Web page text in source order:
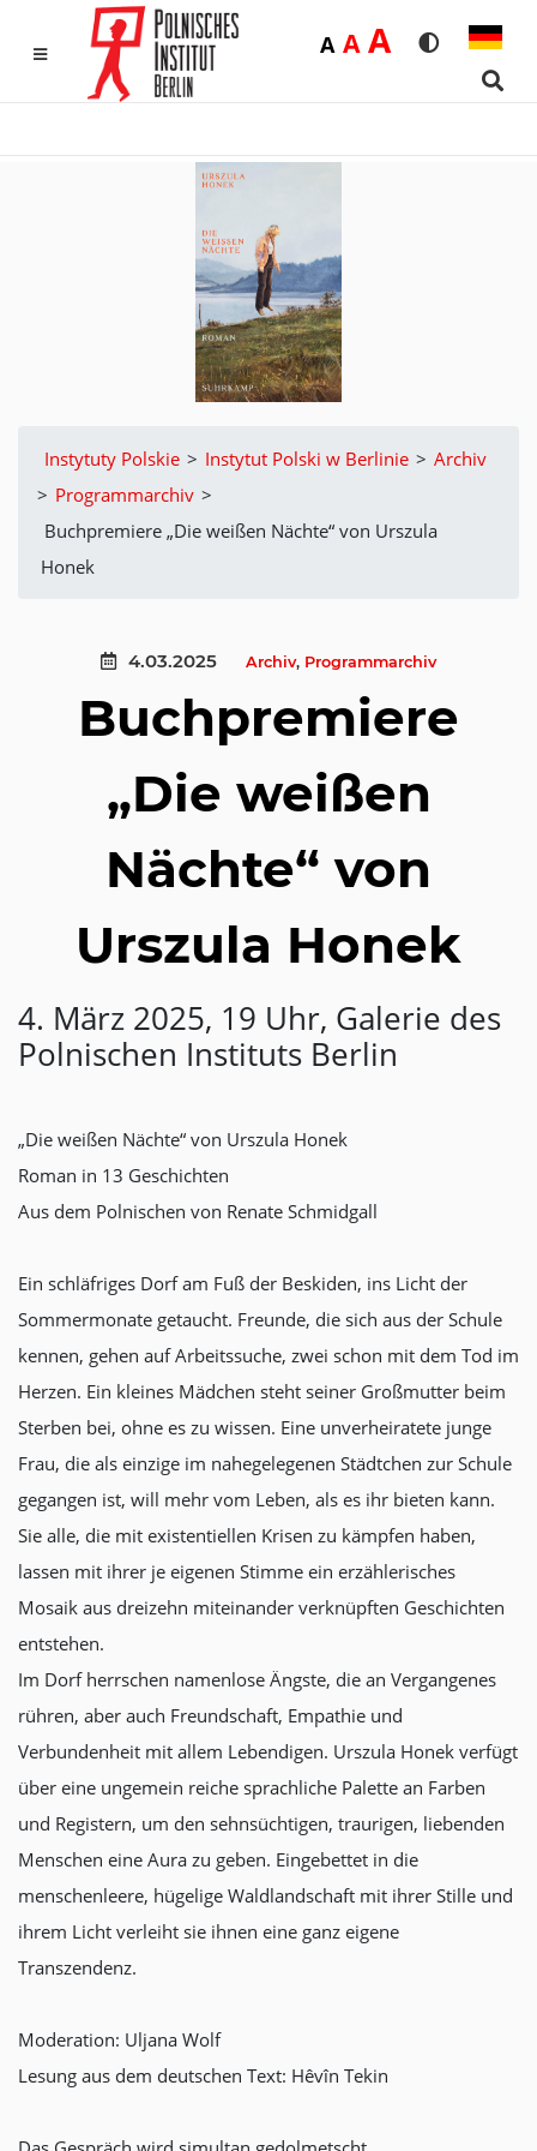
Rozmiar
ADomyślna
AŚrednia
ADużaWersja
Instytuty Polskie > Instytut Polski w Berlinie > Archiv
> Programmarchiv >
Buchpremiere „Die weißen Nächte“ von Urszula
Honek
4.03.2025 Archiv, Programmarchiv
Buchpremiere
„Die weißen
Nächte“ von
Urszula Honek
4. März 2025, 19 Uhr, Galerie des
Polnischen Instituts Berlin
„Die weißen Nächte“ von Urszula Honek
Roman in 13 Geschichten
Aus dem Polnischen von Renate Schmidgall
Ein schläfriges Dorf am Fuß der Beskiden, ins Licht der
Sommermonate getaucht. Freunde, die sich aus der Schule
kennen, gehen auf Arbeitssuche, zwei schon mit dem Tod im
Herzen. Ein kleines Mädchen steht seiner Großmutter beim
Sterben bei, ohne es zu wissen. Eine unverheiratete junge
Frau, die als einzige im nahegelegenen Städtchen zur Schule
gegangen ist, will mehr vom Leben, als es ihr bieten kann.
Sie alle, die mit existentiellen Krisen zu kämpfen haben,
lassen mit ihrer je eigenen Stimme ein erzählerisches
Mosaik aus dreizehn miteinander verknüpften Geschichten
entstehen.
Im Dorf herrschen namenlose Ängste, die an Vergangenes
rühren, aber auch Freundschaft, Empathie und
Verbundenheit mit allem Lebendigen. Urszula Honek verfügt
über eine ungemein reiche sprachliche Palette an Farben
und Registern, um den sehnsüchtigen, traurigen, liebenden
Menschen eine Aura zu geben. Eingebettet in die
menschenleere, hügelige Waldlandschaft mit ihrer Stille und
ihrem Licht verleiht sie ihnen eine ganz eigene
Transzendenz.
Moderation: Uljana Wolf
Lesung aus dem deutschen Text: Hêvîn Tekin